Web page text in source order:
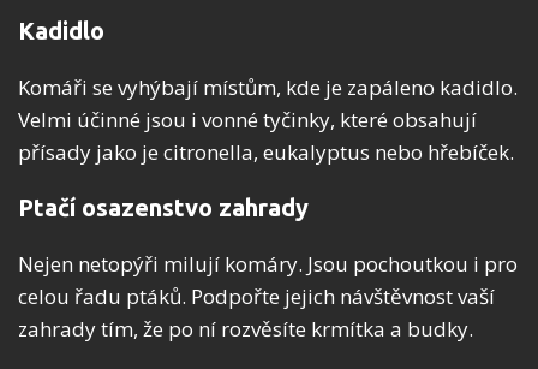
Kadidlo
Komáři se vyhýbají místům, kde je zapáleno kadidlo.
Velmi účinné jsou i vonné tyčinky, které obsahují
přísady jako je citronella, eukalyptus nebo hřebíček.
Ptačí osazenstvo zahrady
Nejen netopýři milují komáry. Jsou pochoutkou i pro
celou řadu ptáků. Podpořte jejich návštěvnost vaší
zahrady tím, že po ní rozvěsíte krmítka a budky.